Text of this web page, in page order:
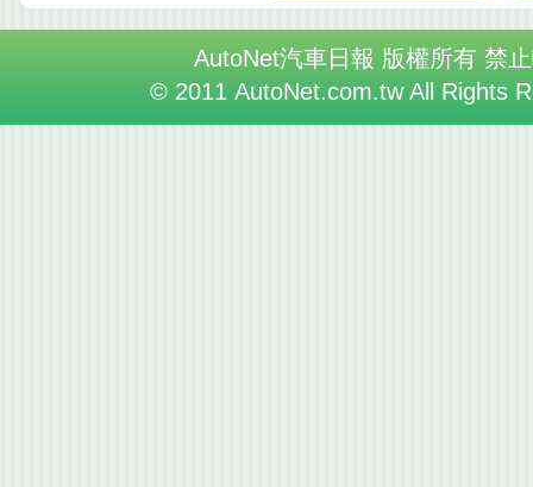
AutoNet汽車日報 版權所有 禁
© 2011 AutoNet.com.tw All Rights